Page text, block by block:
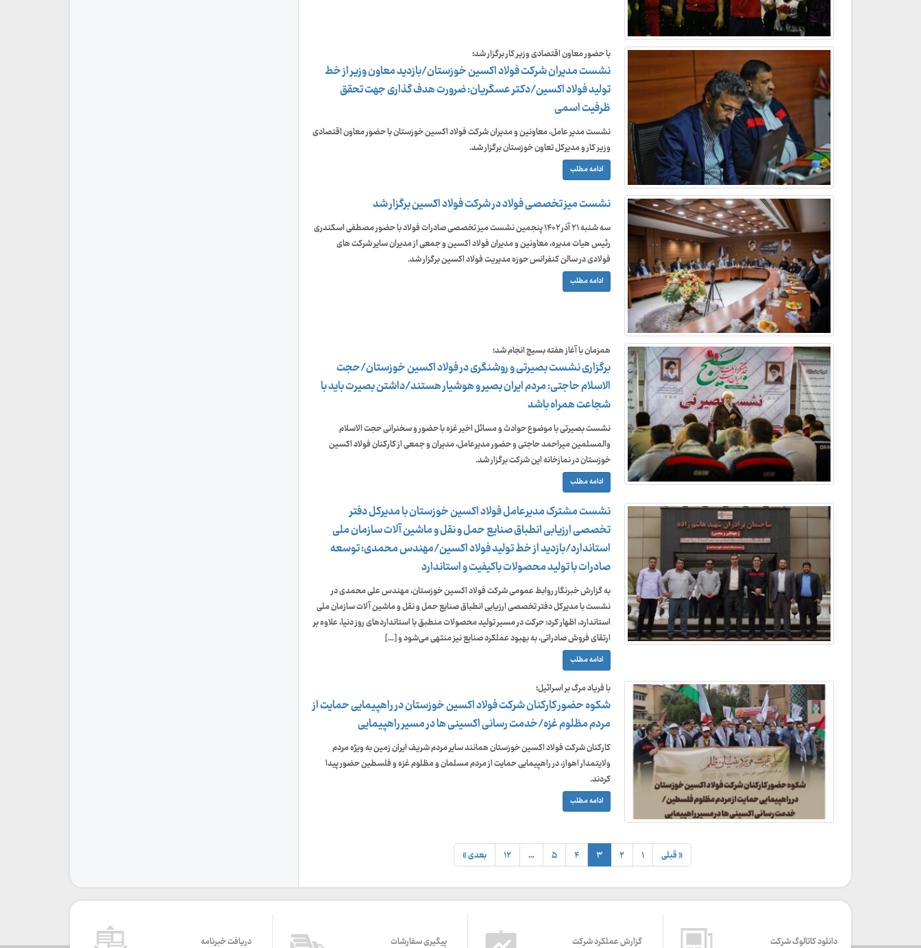
با حضور معاون اقتصادی وزیر کار برگزار شد؛
نشست مدیران شرکت فولاد اکسین خوزستان/بازدید معاون وزیر از خط
تولید فولاد اکسین/دکتر عسگریان: ضرورت هدف گذاری جهت تحقق
ظرفیت اسمی
نشست مدیر عامل، معاونین و مدیران شرکت فولاد اکسین خوزستان با حضور معاون اقتصادی
وزیر کار و مدیرکل تعاون خوزستان برگزار شد.
ادامه مطلب
نشست میز تخصصی فولاد در شرکت فولاد اکسین برگزار شد
سه شنبه ۲۱ آذر ۱۴۰۲ پنجمین نشست میز تخصصی صادرات فولاد با حضور مصطفی اسکندری
رئیس هیات مدیره، معاونین و مدیران فولاد اکسین و جمعی از مدیران سایر شرکت های
فولادی در سالن کنفرانس حوزه مدیریت فولاد اکسین برگزار شد.
ادامه مطلب
همزمان با آغاز هفته بسیج انجام شد؛
برگزاری نشست بصیرتی و روشنگری در فولاد اکسین خوزستان/حجت
الاسلام حاجتی: مردم ایران بصیر و هوشیار هستند/داشتن بصیرت باید با
شجاعت همراه باشد
نشست بصیرتی با موضوع حوادث و مسائل اخیر غزه با حضور و سخنرانی حجت الاسلام
والمسلمین میراحمد حاجتی و حضور مدیرعامل، مدیران و جمعی از کارکنان فولاد اکسین
خوزستان در نمازخانه این شرکت برگزار شد.
ادامه مطلب
نشست مشترک مدیرعامل فولاد اکسین خوزستان با مدیرکل دفتر
تخصصی ارزیابی انطباق صنایع حمل و نقل و ماشین آلات سازمان ملی
استاندارد/بازدید از خط تولید فولاد اکسین/مهندس محمدی: توسعه
صادرات با تولید محصولات باکیفیت و استاندارد
به گزارش خبرنگار روابط عمومی شرکت فولاد اکسین خوزستان، مهندس علی محمدی در
نشست با مدیرکل دفتر تخصصی ارزیابی انطباق صنایع حمل و نقل و ماشین آلات سازمان ملی
استاندارد، اظهار کرد: حرکت در مسیر تولید محصولات منطبق با استانداردهای روز دنیا، علاوه بر
ارتقای فروش صادراتی، به بهبود عملکرد صنایع نیز منتهی می‌شود و […]
ادامه مطلب
با فریاد مرگ بر اسرائیل؛
شکوه حضور کارکنان شرکت فولاد اکسین خوزستان در راهپیمایی حمایت از
مردم مظلوم غزه/خدمت رسانی اکسینی ها در مسیر راهپیمایی
کارکنان شرکت فولاد اکسین خوزستان همانند سایر مردم شریف ایران زمین به ویژه مردم
ولایتمدار اهواز، در راهپیمایی حمایت از مردم مسلمان و مظلوم غزه و فلسطین حضور پیدا
کردند.
ادامه مطلب
« قبلی ۱ ۲ ۳ ۴ ۵ … ۱۲ بعدی »
دانلود کاتالوگ شرکت گزارش عملکرد شرکت پیگیری سفارشات دریافت خبرنامه